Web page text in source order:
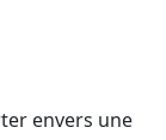
envers une